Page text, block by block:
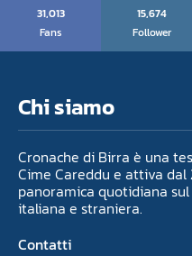
31,013
Fans
15,674
Follower
Chi siamo
Cronache di Birra è una
Cime Careddu e attiva
panoramica quotidiana
italiana e straniera.
Contatti